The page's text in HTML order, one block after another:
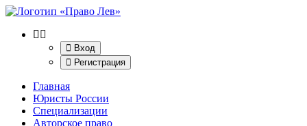
Вход
Регистрация
Главная
Юристы России
Специализации
Авторское право